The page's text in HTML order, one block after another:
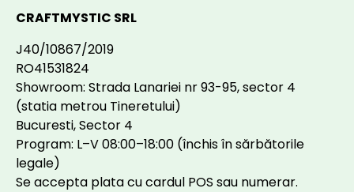
CRAFTMYSTIC SRL
J40/10867/2019
RO41531824
Showroom: Strada Lanariei nr 93-95, sector 4
(statia metrou Tineretului)
Bucuresti, Sector 4
Program: L–V 08:00–18:00 (închis în sărbătorile
legale)
Se accepta plata cu cardul POS sau numerar.